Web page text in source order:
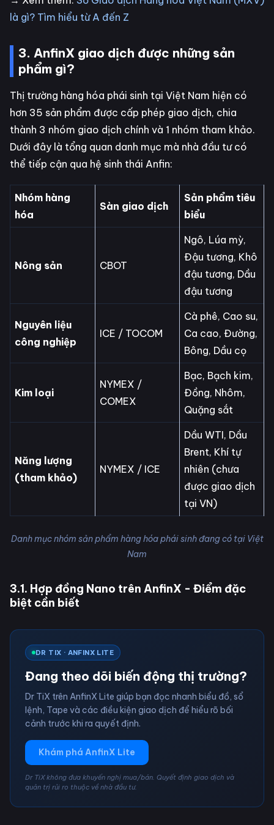
là gì? Tìm hiểu từ A đến Z
3. AnfinX giao dịch được những sản
phẩm gì?
Thị trường hàng hóa phái sinh tại Việt Nam hiện có
hơn 35 sản phẩm được cấp phép giao dịch, chia
thành 3 nhóm giao dịch chính và 1 nhóm tham khảo.
Dưới đây là tổng quan danh mục mà nhà đầu tư có
thể tiếp cận qua hệ sinh thái Anfin:
Nhóm hàng
hóa
Sàn giao dịch
Sản phẩm tiêu
biểu
Nông sản CBOT
Ngô, Lúa mỳ,
Đậu tương, Khô
đậu tương, Dầu
đậu tương
Nguyên liệu
công nghiệp
ICE / TOCOM
Cà phê, Cao su,
Ca cao, Đường,
Bông, Dầu cọ
Kim loại
NYMEX /
COMEX
Bạc, Bạch kim,
Đồng, Nhôm,
Quặng sắt
Năng lượng
(tham khảo)
NYMEX / ICE
Dầu WTI, Dầu
Brent, Khí tự
nhiên (chưa
được giao dịch
tại VN)
Danh mục nhóm sản phẩm hàng hóa phái sinh đang có tại Việt
Nam
3.1. Hợp đồng Nano trên AnfinX - Điểm đặc
biệt cần biết
DR TIX · ANFINX LITE
Đang theo dõi biến động thị trường?
Dr TiX trên AnfinX Lite giúp bạn đọc nhanh biểu đồ, sổ
lệnh, Tape và các điều kiện giao dịch để hiểu rõ bối
cảnh trước khi ra quyết định.
Khám phá AnfinX Lite
Dr TiX không đưa khuyến nghị mua/bán. Quyết định giao dịch và
quản trị rủi ro thuộc về nhà đầu tư.